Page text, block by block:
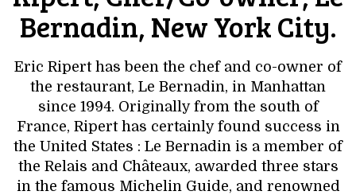
Bernadin, New York City.
Eric Ripert has been the chef and co-owner of
the restaurant, Le Bernadin, in Manhattan
since 1994. Originally from the south of
France, Ripert has certainly found success in
the United States : Le Bernadin is a member of
the Relais and Châteaux, awarded three stars
in the famous Michelin Guide, and renowned